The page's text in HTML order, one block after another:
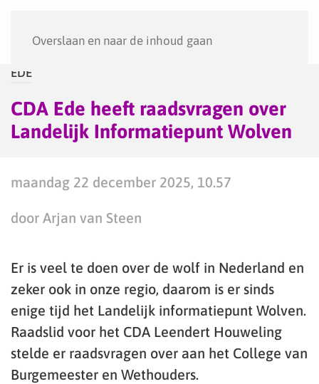
Overslaan en naar de inhoud gaan
EDE
CDA Ede heeft raadsvragen over
Landelijk Informatiepunt Wolven
maandag 22 december 2025, 10.57
door Arjan van Steen
Er is veel te doen over de wolf in Nederland en
zeker ook in onze regio, daarom is er sinds
enige tijd het Landelijk informatiepunt Wolven.
Raadslid voor het CDA Leendert Houweling
stelde er raadsvragen over aan het College van
Burgemeester en Wethouders.